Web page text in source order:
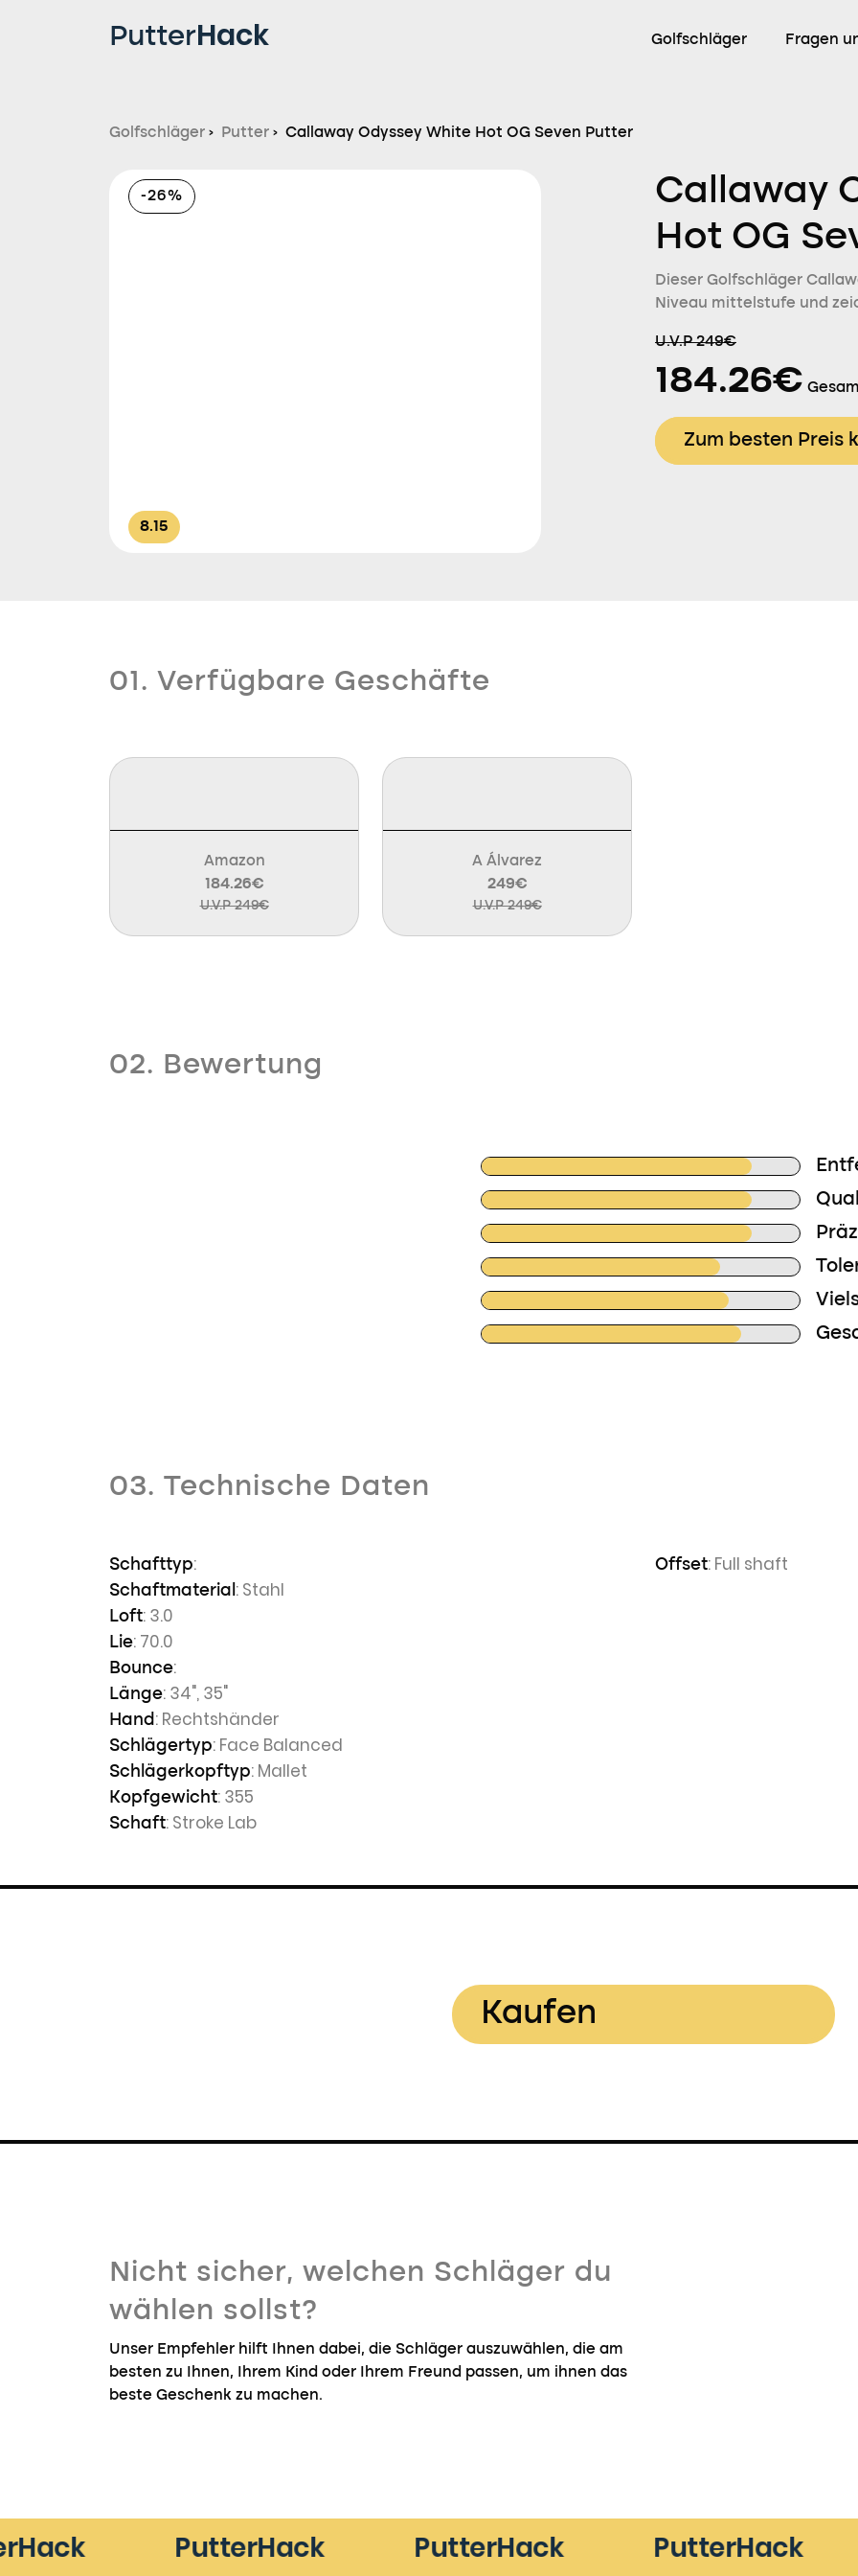
PutterHack Golfschläger Fragen
Golfschläger › Putter › Callaway Odyssey White Hot OG Seven Putter
-26%
8.15
Callaway
Hot OG
Dieser Golfschläger
Niveau mittelstufe und
U.V.P 249€
184.26€
Zum besten Preis
01. Verfügbare Geschäfte
Amazon
184.26€
U.V.P 249€
A Álvarez
249€
U.V.P 249€
02. Bewertung
03. Technische Daten
Schafttyp:
Schaftmaterial : Stahl
Loft: 3.0
Lie: 70.0
Bounce:
Länge: 34", 35"
Hand : Rechtshänder
Schlägertyp: Face Balanced
Schlägerkopftyp: Mallet
Kopfgewicht: 355
Schaft: Stroke Lab
Offset: Full shaft
Kaufen
Nicht sicher, welchen Schläger du
wählen sollst?
Unser Empfehler hilft Ihnen dabei, die Schläger auszuwählen, die am
besten zu Ihnen, Ihrem Kind oder Ihrem Freund passen, um ihnen das
beste Geschenk zu machen.